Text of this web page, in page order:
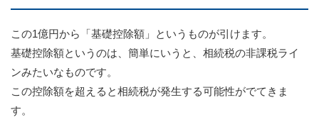
この1億円から「基礎控除額」というものが引けます。
基礎控除額というのは、簡単にいうと、相続税の非課税ライ
ンみたいなものです。
この控除額を超えると相続税が発生する可能性がでてきま
す。